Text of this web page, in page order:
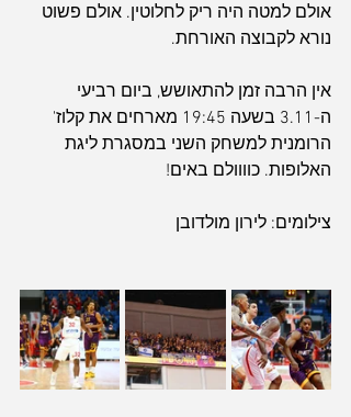
אולם למטה היה ריק לחלוטין. אולם פשוט
נורא לקבוצה האורחת.
אין הרבה זמן להתאושש, ביום רביעי
ה-3.11 בשעה 19:45 מארחים את קלוז'
הרומנית למשחק השני במסגרת ליגת
האלופות. כוווולם באים!
צילומים: לירון מולדובן